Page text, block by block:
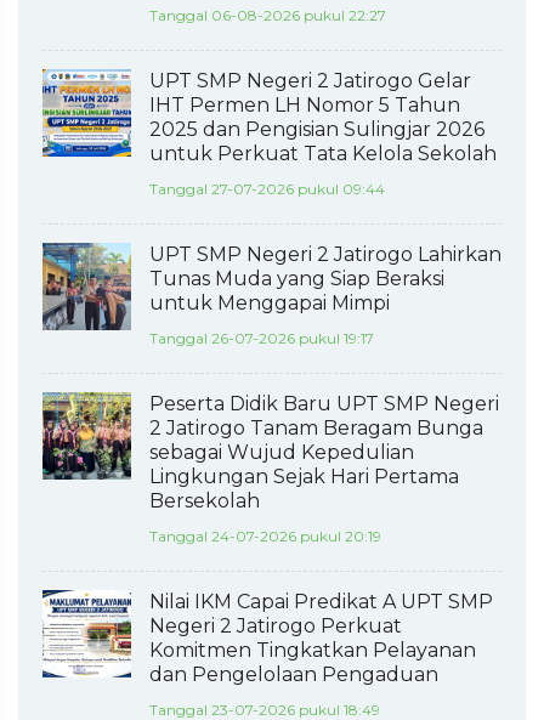
Tanggal 06-08-2026 pukul 22:27
UPT SMP Negeri 2 Jatirogo Gelar
IHT Permen LH Nomor 5 Tahun
2025 dan Pengisian Sulingjar 2026
untuk Perkuat Tata Kelola Sekolah
Tanggal 27-07-2026 pukul 09:44
UPT SMP Negeri 2 Jatirogo Lahirkan
Tunas Muda yang Siap Beraksi
untuk Menggapai Mimpi
Tanggal 26-07-2026 pukul 19:17
Peserta Didik Baru UPT SMP Negeri
2 Jatirogo Tanam Beragam Bunga
sebagai Wujud Kepedulian
Lingkungan Sejak Hari Pertama
Bersekolah
Tanggal 24-07-2026 pukul 20:19
Nilai IKM Capai Predikat A UPT SMP
Negeri 2 Jatirogo Perkuat
Komitmen Tingkatkan Pelayanan
dan Pengelolaan Pengaduan
Tanggal 23-07-2026 pukul 18:49